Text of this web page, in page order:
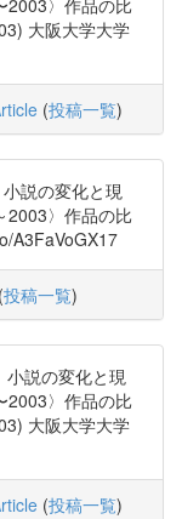
2003〉作品の比
大阪大学大学
(投稿一覧)
説の変化と現
2003〉作品の比
A3FaVoGX17
(投稿一覧)
小説の変化と現
2003〉作品の比
大阪大学大学
(投稿一覧)